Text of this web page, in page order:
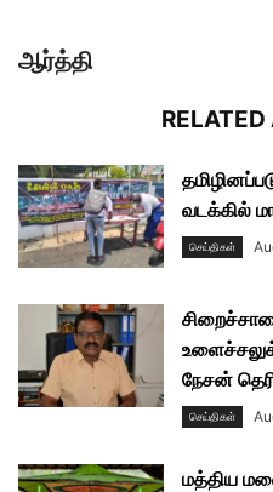
ஆர்த்தி
வடக்கில்
செய்திகள்
நேசன்
செய்திகள்
மத்திய